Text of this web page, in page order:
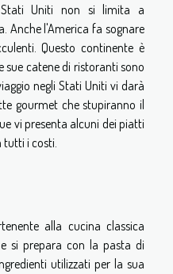
Uniti non si limita a
Anche l'America fa sognare
Questo continente è
catene di ristoranti sono
negli Stati Uniti vi darà
gourmet che stupiranno il
vi presenta alcuni dei piatti
i costi.
alla cucina classica
si prepara con la pasta di
utilizzati per la sua